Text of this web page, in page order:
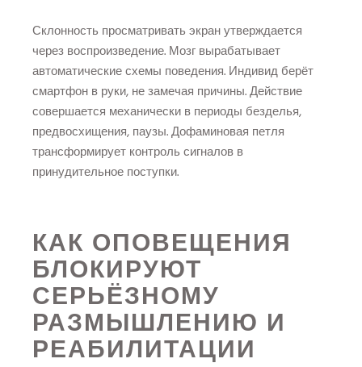
Склонность просматривать экран утверждается
через воспроизведение. Мозг вырабатывает
автоматические схемы поведения. Индивид берёт
смартфон в руки, не замечая причины. Действие
совершается механически в периоды безделья,
предвосхищения, паузы. Дофаминовая петля
трансформирует контроль сигналов в
принудительное поступки.
КАК ОПОВЕЩЕНИЯ
БЛОКИРУЮТ
СЕРЬЁЗНОМУ
РАЗМЫШЛЕНИЮ И
РЕАБИЛИТАЦИИ